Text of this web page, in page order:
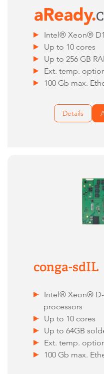
Intel® Xeon®
Up to 10 cores
Up to 256 GB
Ext. temp.
100 Gb max.
Details
conga-sdIL
Intel® Xeon® D-
processors
Up to 10 cores
Up to 64GB
Ext. temp.
100 Gb max.